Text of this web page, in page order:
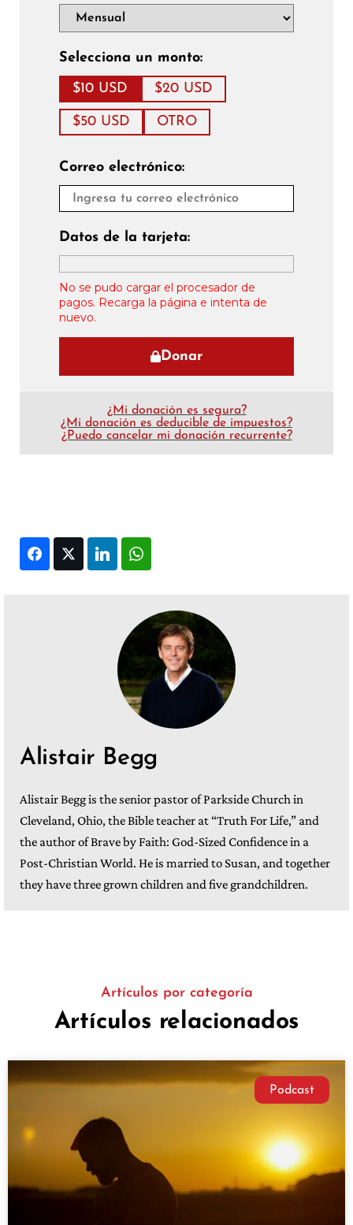
Selecciona un monto:
$10 USD $20 USD
$50 USD OTRO
Correo electrónico:
Datos de la tarjeta:
No se pudo cargar el procesador de
pagos. Recarga la página e intenta de
nuevo.
Donar
¿Mi donación es segura?
¿Mi donación es deducible de impuestos?
¿Puedo cancelar mi donación recurrente?
FacebookTwitter LinkedIn
Alistair Begg
Alistair Begg is the senior pastor of Parkside Church in
Cleveland, Ohio, the Bible teacher at “Truth For Life,” and
the author of Brave by Faith: God-Sized Confidence in a
Post-Christian World. He is married to Susan, and together
they have three grown children and five grandchildren.
Artículos por categoría
Artículos relacionados
Podcast